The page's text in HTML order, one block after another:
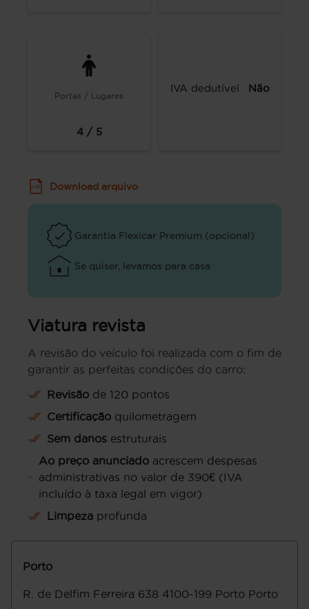
Portas / Lugares
4 / 5
IVA dedutível Não
Download arquivo
Garantia Flexicar Premium (opcional)
Se quiser, levamos para casa
Viatura revista
A revisão do veículo foi realizada com o fim de
garantir as perfeitas condições do carro:
Revisão de 120 pontos
Certificação quilometragem
Sem danos estruturais
Ao preço anunciado acrescem despesas
administrativas no valor de 390€ (IVA
incluído à taxa legal em vigor)
Limpeza profunda
Porto
R. de Delfim Ferreira 638 4100-199 Porto Porto